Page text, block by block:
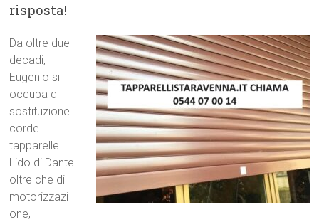
risposta!
Da oltre due
decadi,
Eugenio si
occupa di
sostituzione
corde
tapparelle
Lido di Dante
oltre che di
motorizzazi
one,